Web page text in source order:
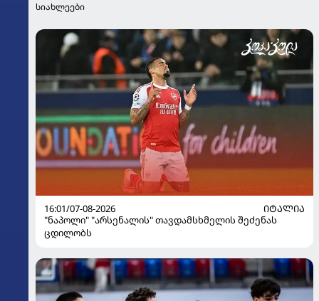
სიახლეები
16:01/07-08-2026
ᲘᲢᲐᲚᲘᲐ
"ნაპოლი" "არსენალის" თავდამსხმელის შეძენას
ცდილობს